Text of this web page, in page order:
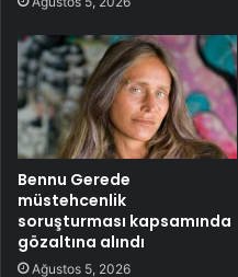
Bennu Gerede
müstehcenlik
soruşturması kapsamında
gözaltına alındı
Ağustos 5, 2026